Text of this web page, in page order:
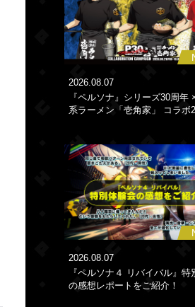
2026.08.07
『ペルソナ』シリーズ30周年
系ラーメン「壱角家」 コラボ
2026.08.07
『ペルソナ４ リバイバル』特
の感想レポートをご紹介！